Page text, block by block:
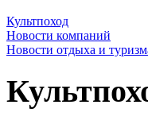
Культпоход
Новости компаний
Новости отдыха и